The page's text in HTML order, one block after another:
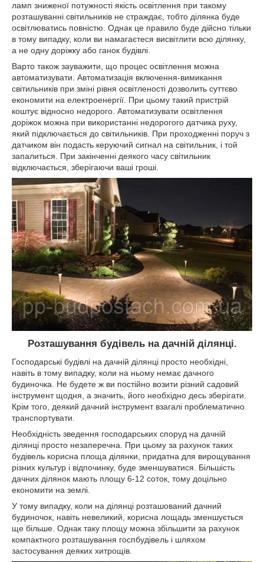
ламп зниженої потужності якість освітлення при такому
розташуванні світильників не страждає, тобто ділянка буде
освітлюватись повністю. Однак це правило буде дійсно тільки
в тому випадку, коли ви намагаєтеся висвітлити всю ділянку,
а не одну доріжку або ганок будівлі.
Варто також зауважити, що процес освітлення можна
автоматизувати. Автоматизація включення-вимикання
світильників при зміні рівня освітленості дозволить суттєво
економити на електроенергії. При цьому такий пристрій
коштує відносно недорого. Автоматизувати освітлення
доріжок можна при використанні недорогого датчика руху,
який підключається до світильників. При проходженні поруч з
датчиком він подасть керуючий сигнал на світильник, і той
запалиться. При закінченні деякого часу світильник
відключається, зберігаючи ваші гроші.
Розташування будівель на дачній ділянці.
Господарські будівлі на дачній ділянці просто необхідні,
навіть в тому випадку, коли на ньому немає дачного
будиночка. Не будете ж ви постійно возити різний садовий
інструмент щодня, а значить, його необхідно десь зберігати.
Крім того, деякий дачний інструмент взагалі проблематично
транспортувати.
Необхідність зведення господарських споруд на дачній
ділянці просто незаперечна. При цьому за рахунок таких
будівель корисна площа ділянки, придатна для вирощування
різних культур і відпочинку, буде зменшуватися. Більшість
дачних ділянок мають площу 6-12 соток, тому доцільно
економити на землі.
У тому випадку, коли на ділянці розташований дачний
будиночок, навіть невеликий, корисна лощадь зменшується
ще більше. Однак таку площу можна збільшити за рахунок
компактного розташування госпбудівель і шляхом
застосування деяких хитрощів.